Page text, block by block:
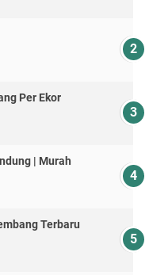
Per Ekor
| Murah
Terbaru